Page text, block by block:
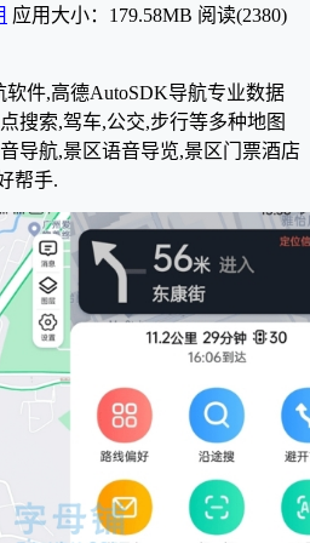
应用大小：179.58MB 阅读(2380)
件,高德AutoSDK导航专业数据
搜索,驾车,公交,步行等多种地图
导航,景区语音导览,景区门票酒店
帮手.